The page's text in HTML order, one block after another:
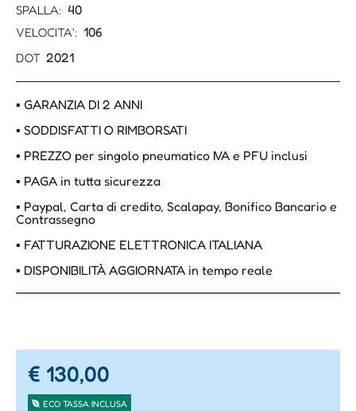
SPALLA: 40
VELOCITA': 106
DOT 2021
▪ GARANZIA DI 2 ANNI
▪ SODDISFATTI O RIMBORSATI
▪ PREZZO per singolo pneumatico IVA e PFU inclusi
▪ PAGA in tutta sicurezza
▪ Paypal, Carta di credito, Scalapay, Bonifico Bancario e
Contrassegno
▪ FATTURAZIONE ELETTRONICA ITALIANA
▪ DISPONIBILITÀ AGGIORNATA in tempo reale
€ 130,00
ECO TASSA INCLUSA